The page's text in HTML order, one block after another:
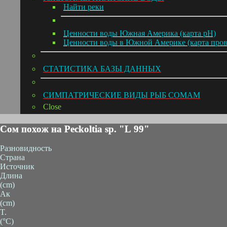
Hайти реки
Ценности воды Южная Америка (карта pH)
Ценности воды в Южной Америке (карта
СТАТИСТИКА БАЗЫ ДАННЫХ
СИМПАТРИЧЕСКИЕ ВИДЫ РЫБ СОМАМ
Close
Сом похож на Peckoltia sp. "L 99"
Разновидность
Страна
Источник
Длина
(cm)
Ак
(cm)
T.
(°C)